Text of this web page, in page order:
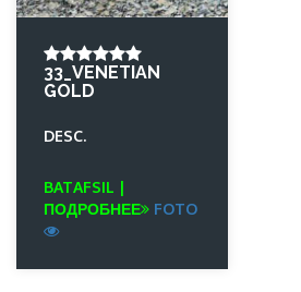
33_VENETIAN
GOLD
DESC.
BATAFSIL |
ПОДРОБНЕЕ
FOTO